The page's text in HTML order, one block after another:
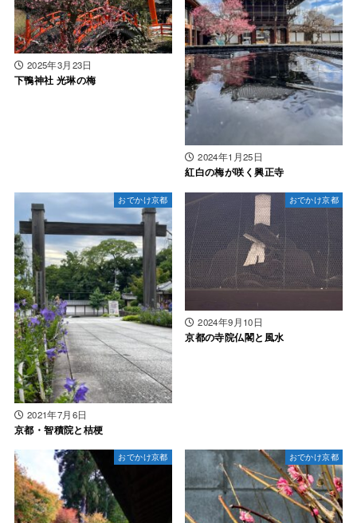
2025年3月23日
下鴨神社 光琳の梅
2024年1月25日
紅白の梅が咲く興正寺
おでかけ京都
2021年7月6日
京都・智積院と桔梗
おでかけ京都
2024年9月10日
京都の寺院仏閣と風水
おでかけ京都 おでかけ京都